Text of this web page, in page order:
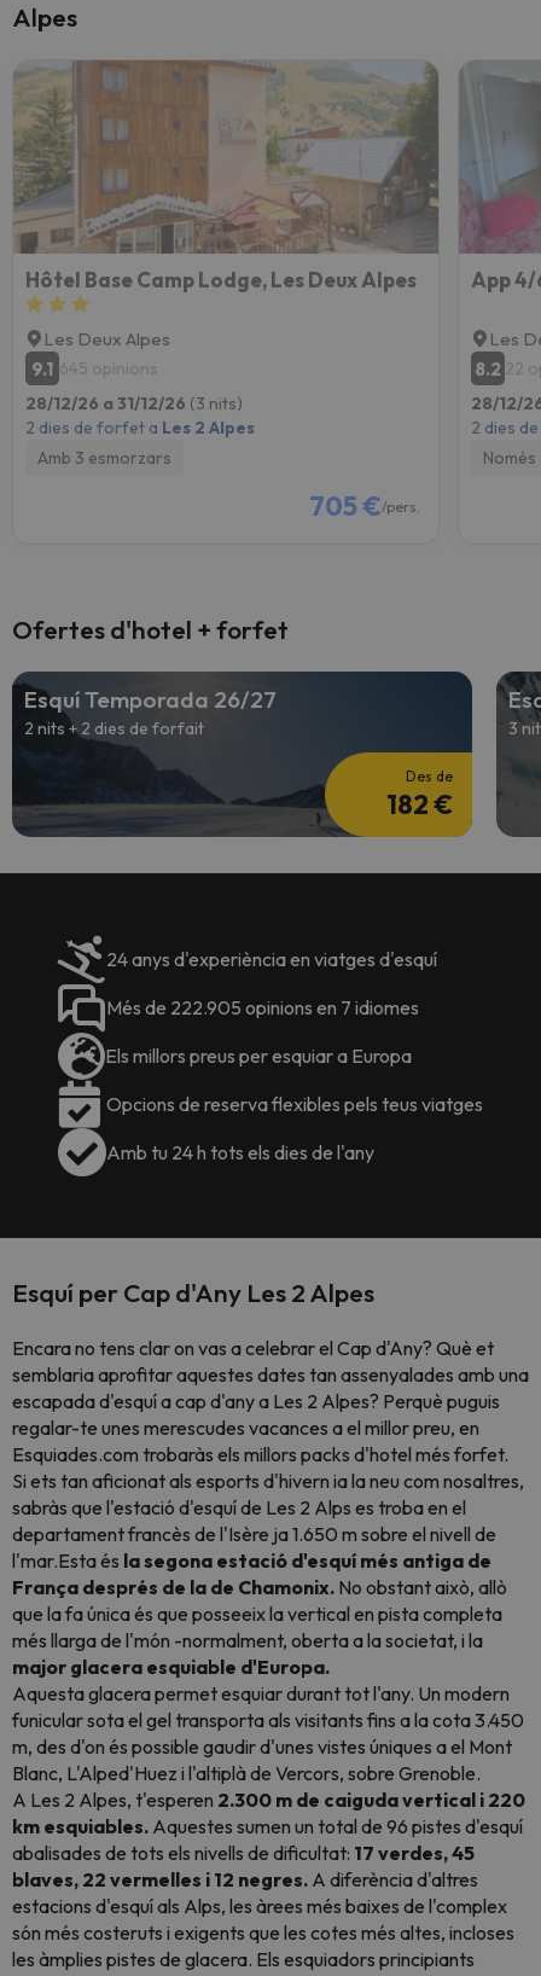
Alpes
Hôtel Base Camp Lodge, Les Deux Alpes
Les Deux Alpes
9.1 645 opinions
28/12/26 a 31/12/26 (3 nits)
2 dies de forfet a Les 2 Alpes
Amb 3 esmorzars
705 €/pers.
Les
8.2 22
28/12/
2 dies
Ofertes d'hotel + forfet
Esquí Temporada 26/27
2 nits + 2 dies de forfait
Des de
182 €
3
24 anys d'experiència en viatges d'esquí
Més de 222.905 opinions en 7 idiomes
Els millors preus per esquiar a Europa
Opcions de reserva flexibles pels teus viatges
Amb tu 24 h tots els dies de l'any
Esquí per Cap d'Any Les 2 Alpes
Encara no tens clar on vas a celebrar el Cap d'Any? Què et
semblaria aprofitar aquestes dates tan assenyalades amb una
escapada d'esquí a cap d'any a Les 2 Alpes? Perquè puguis
regalar-te unes merescudes vacances a el millor preu, en
Esquiades.com trobaràs els millors packs d'hotel més forfet.
Si ets tan aficionat als esports d'hivern ia la neu com nosaltres,
sabràs que l'estació d'esquí de Les 2 Alps es troba en el
departament francès de l'Isère ja 1.650 m sobre el nivell de
l'mar.Esta és la segona estació d'esquí més antiga de
França després de la de Chamonix. No obstant això, allò
que la fa única és que posseeix la vertical en pista completa
més llarga de l'món -normalment, oberta a la societat, i la
major glacera esquiable d'Europa.
Aquesta glacera permet esquiar durant tot l'any. Un modern
funicular sota el gel transporta als visitants fins a la cota 3.450
m, des d'on és possible gaudir d'unes vistes úniques a el Mont
Blanc, L'Alped'Huez i l'altiplà de Vercors, sobre Grenoble.
A Les 2 Alpes, t'esperen 2.300 m de caiguda vertical i 220
km esquiables. Aquestes sumen un total de 96 pistes d'esquí
abalisades de tots els nivells de dificultat: 17 verdes, 45
blaves, 22 vermelles i 12 negres. A diferència d'altres
estacions d'esquí als Alps, les àrees més baixes de l'complex
són més costeruts i exigents que les cotes més altes, incloses
les àmplies pistes de glacera. Els esquiadors principiants